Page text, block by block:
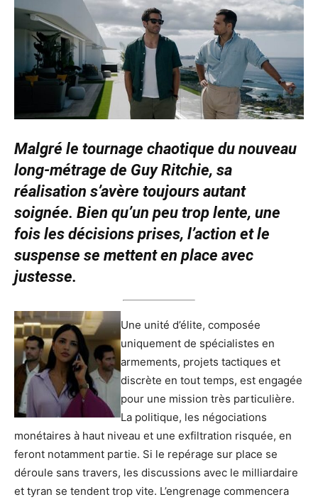
Malgré le tournage chaotique du nouveau
long-métrage de Guy Ritchie, sa
réalisation s’avère toujours autant
soignée. Bien qu’un peu trop lente, une
fois les décisions prises, l’action et le
suspense se mettent en place avec
justesse.
Une unité d’élite, composée
uniquement de spécialistes en
armements, projets tactiques et
discrète en tout temps, est engagée
pour une mission très particulière.
La politique, les négociations
monétaires à haut niveau et une exfiltration risquée, en
feront notamment partie. Si le repérage sur place se
déroule sans travers, les discussions avec le milliardaire
et tyran se tendent trop vite. L’engrenage commencera